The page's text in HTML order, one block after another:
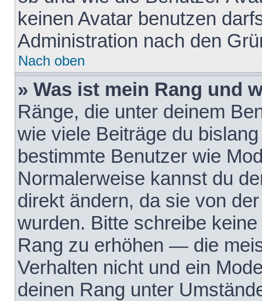
keinen Avatar benutzen
Administration nach den
Nach oben
» Was ist mein Rang und
Ränge, die unter deinem
wie viele Beiträge du
bestimmte Benutzer wie
Normalerweise kannst du
direkt ändern, da sie von
wurden. Bitte schreibe
Rang zu erhöhen — die
Verhalten nicht und ein
deinen Rang unter